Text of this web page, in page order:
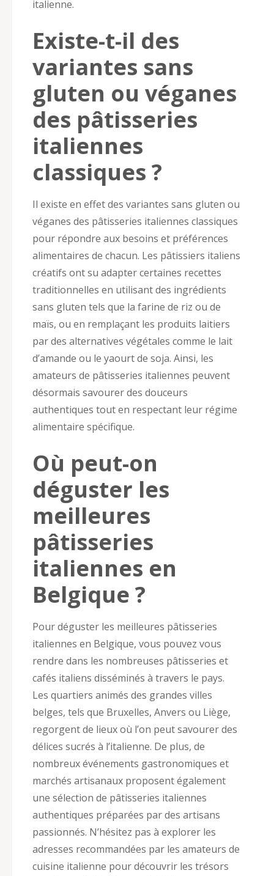
italienne.
Existe-t-il des
variantes sans
gluten ou véganes
des pâtisseries
italiennes
classiques ?
Il existe en effet des variantes sans gluten ou
véganes des pâtisseries italiennes classiques
pour répondre aux besoins et préférences
alimentaires de chacun. Les pâtissiers italiens
créatifs ont su adapter certaines recettes
traditionnelles en utilisant des ingrédients
sans gluten tels que la farine de riz ou de
maïs, ou en remplaçant les produits laitiers
par des alternatives végétales comme le lait
d’amande ou le yaourt de soja. Ainsi, les
amateurs de pâtisseries italiennes peuvent
désormais savourer des douceurs
authentiques tout en respectant leur régime
alimentaire spécifique.
Où peut-on
déguster les
meilleures
pâtisseries
italiennes en
Belgique ?
Pour déguster les meilleures pâtisseries
italiennes en Belgique, vous pouvez vous
rendre dans les nombreuses pâtisseries et
cafés italiens disséminés à travers le pays.
Les quartiers animés des grandes villes
belges, tels que Bruxelles, Anvers ou Liège,
regorgent de lieux où l’on peut savourer des
délices sucrés à l’italienne. De plus, de
nombreux événements gastronomiques et
marchés artisanaux proposent également
une sélection de pâtisseries italiennes
authentiques préparées par des artisans
passionnés. N’hésitez pas à explorer les
adresses recommandées par les amateurs de
cuisine italienne pour découvrir les trésors